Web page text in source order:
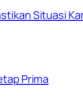
Situasi
Prima